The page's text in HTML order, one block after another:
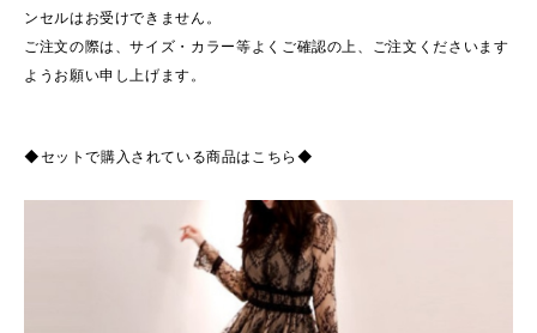
ンセルはお受けできません。
ご注文の際は、サイズ・カラー等よくご確認の上、ご注文くださいます
ようお願い申し上げます。
◆セットで購入されている商品はこちら◆